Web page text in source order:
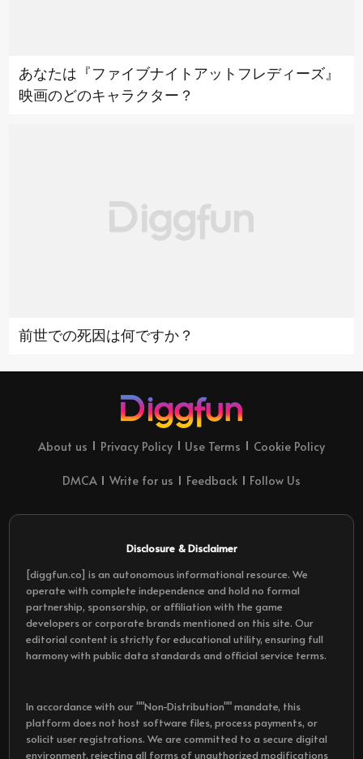
あなたは『ファイブナイトアットフレディーズ』
映画のどのキャラクター？
前世での死因は何ですか？
About us Privacy Policy Use Terms Cookie Policy
DMCA Write for us Feedback Follow Us
Disclosure & Disclaimer
[diggfun.co] is an autonomous informational resource. We
operate with complete independence and hold no formal
partnership, sponsorship, or affiliation with the game
developers or corporate brands mentioned on this site. Our
editorial content is strictly for educational utility, ensuring full
harmony with public data standards and official service terms.
In accordance with our ""Non-Distribution"" mandate, this
platform does not host software files, process payments, or
solicit user registrations. We are committed to a secure digital
environment, rejecting all forms of unauthorized modifications